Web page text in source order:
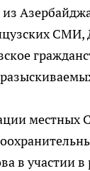
СМИ,
местных
в участии